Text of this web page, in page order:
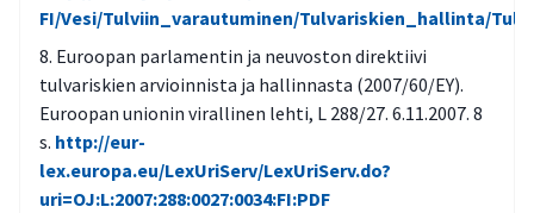
FI/Vesi/Tulviin_varautuminen/Tulvariskien_hallinta/
Euroopan parlamentin ja neuvoston direktiivi
tulvariskien arvioinnista ja hallinnasta (2007/60/EY).
Euroopan unionin virallinen lehti, L 288/27. 6.11.2007. 8
s. http://eur-
lex.europa.eu/LexUriServ/LexUriServ.do?
uri=OJ:L:2007:288:0027:0034:FI:PDF